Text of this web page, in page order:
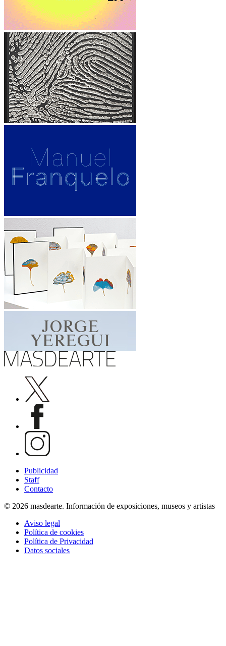
Publicidad
Staff
Contacto
© 2026 masdearte. Información de exposiciones, museos y artistas
Aviso legal
Política de cookies
Política de Privacidad
Datos sociales